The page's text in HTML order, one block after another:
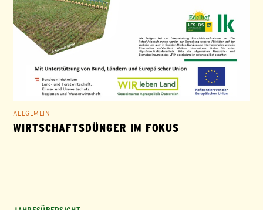
ALLGEMEIN
WIRTSCHAFTSDÜNGER IM FOKUS